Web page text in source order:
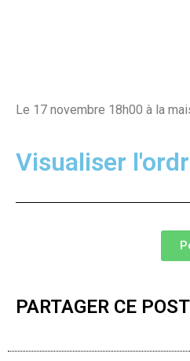
Le 17 novembre 18h00 à la
Visualiser
PARTAGER CE POST